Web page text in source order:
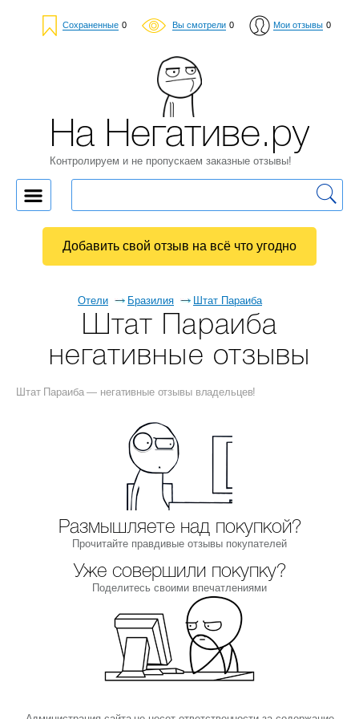
Сохраненные 0 Вы смотрели 0 Мои отзывы 0
Отели Бразилия Штат Параиба
Штат Параиба
негативные отзывы
Штат Параиба — негативные отзывы владельцев!
Размышляете над покупкой?
Прочитайте правдивые отзывы покупателей
Уже совершили покупку?
Поделитесь своими впечатлениями
На Негативе.ру
Контролируем и не пропускаем заказные отзывы!
Добавить свой отзыв на всё что угодно